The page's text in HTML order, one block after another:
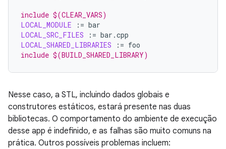
include $(CLEAR_VARS)
LOCAL_MODULE
:=
LOCAL_SRC_FILES
:=
LOCAL_SHARED_LIBRARIES
:=
include $(BUILD_SHARED_LIBRARY)
Nesse caso, a STL, incluindo dados globais e
construtores estáticos, estará presente nas duas
bibliotecas. O comportamento do ambiente de execução
desse app é indefinido, e as falhas são muito comuns na
prática. Outros possíveis problemas incluem: